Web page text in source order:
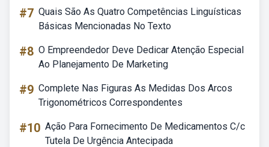
#7 Quais São As Quatro Competências Linguísticas
Básicas Mencionadas No Texto
#8 O Empreendedor Deve Dedicar Atenção Especial
Ao Planejamento De Marketing
#9 Complete Nas Figuras As Medidas Dos Arcos
Trigonométricos Correspondentes
#10 Ação Para Fornecimento De Medicamentos C/c
Tutela De Urgência Antecipada